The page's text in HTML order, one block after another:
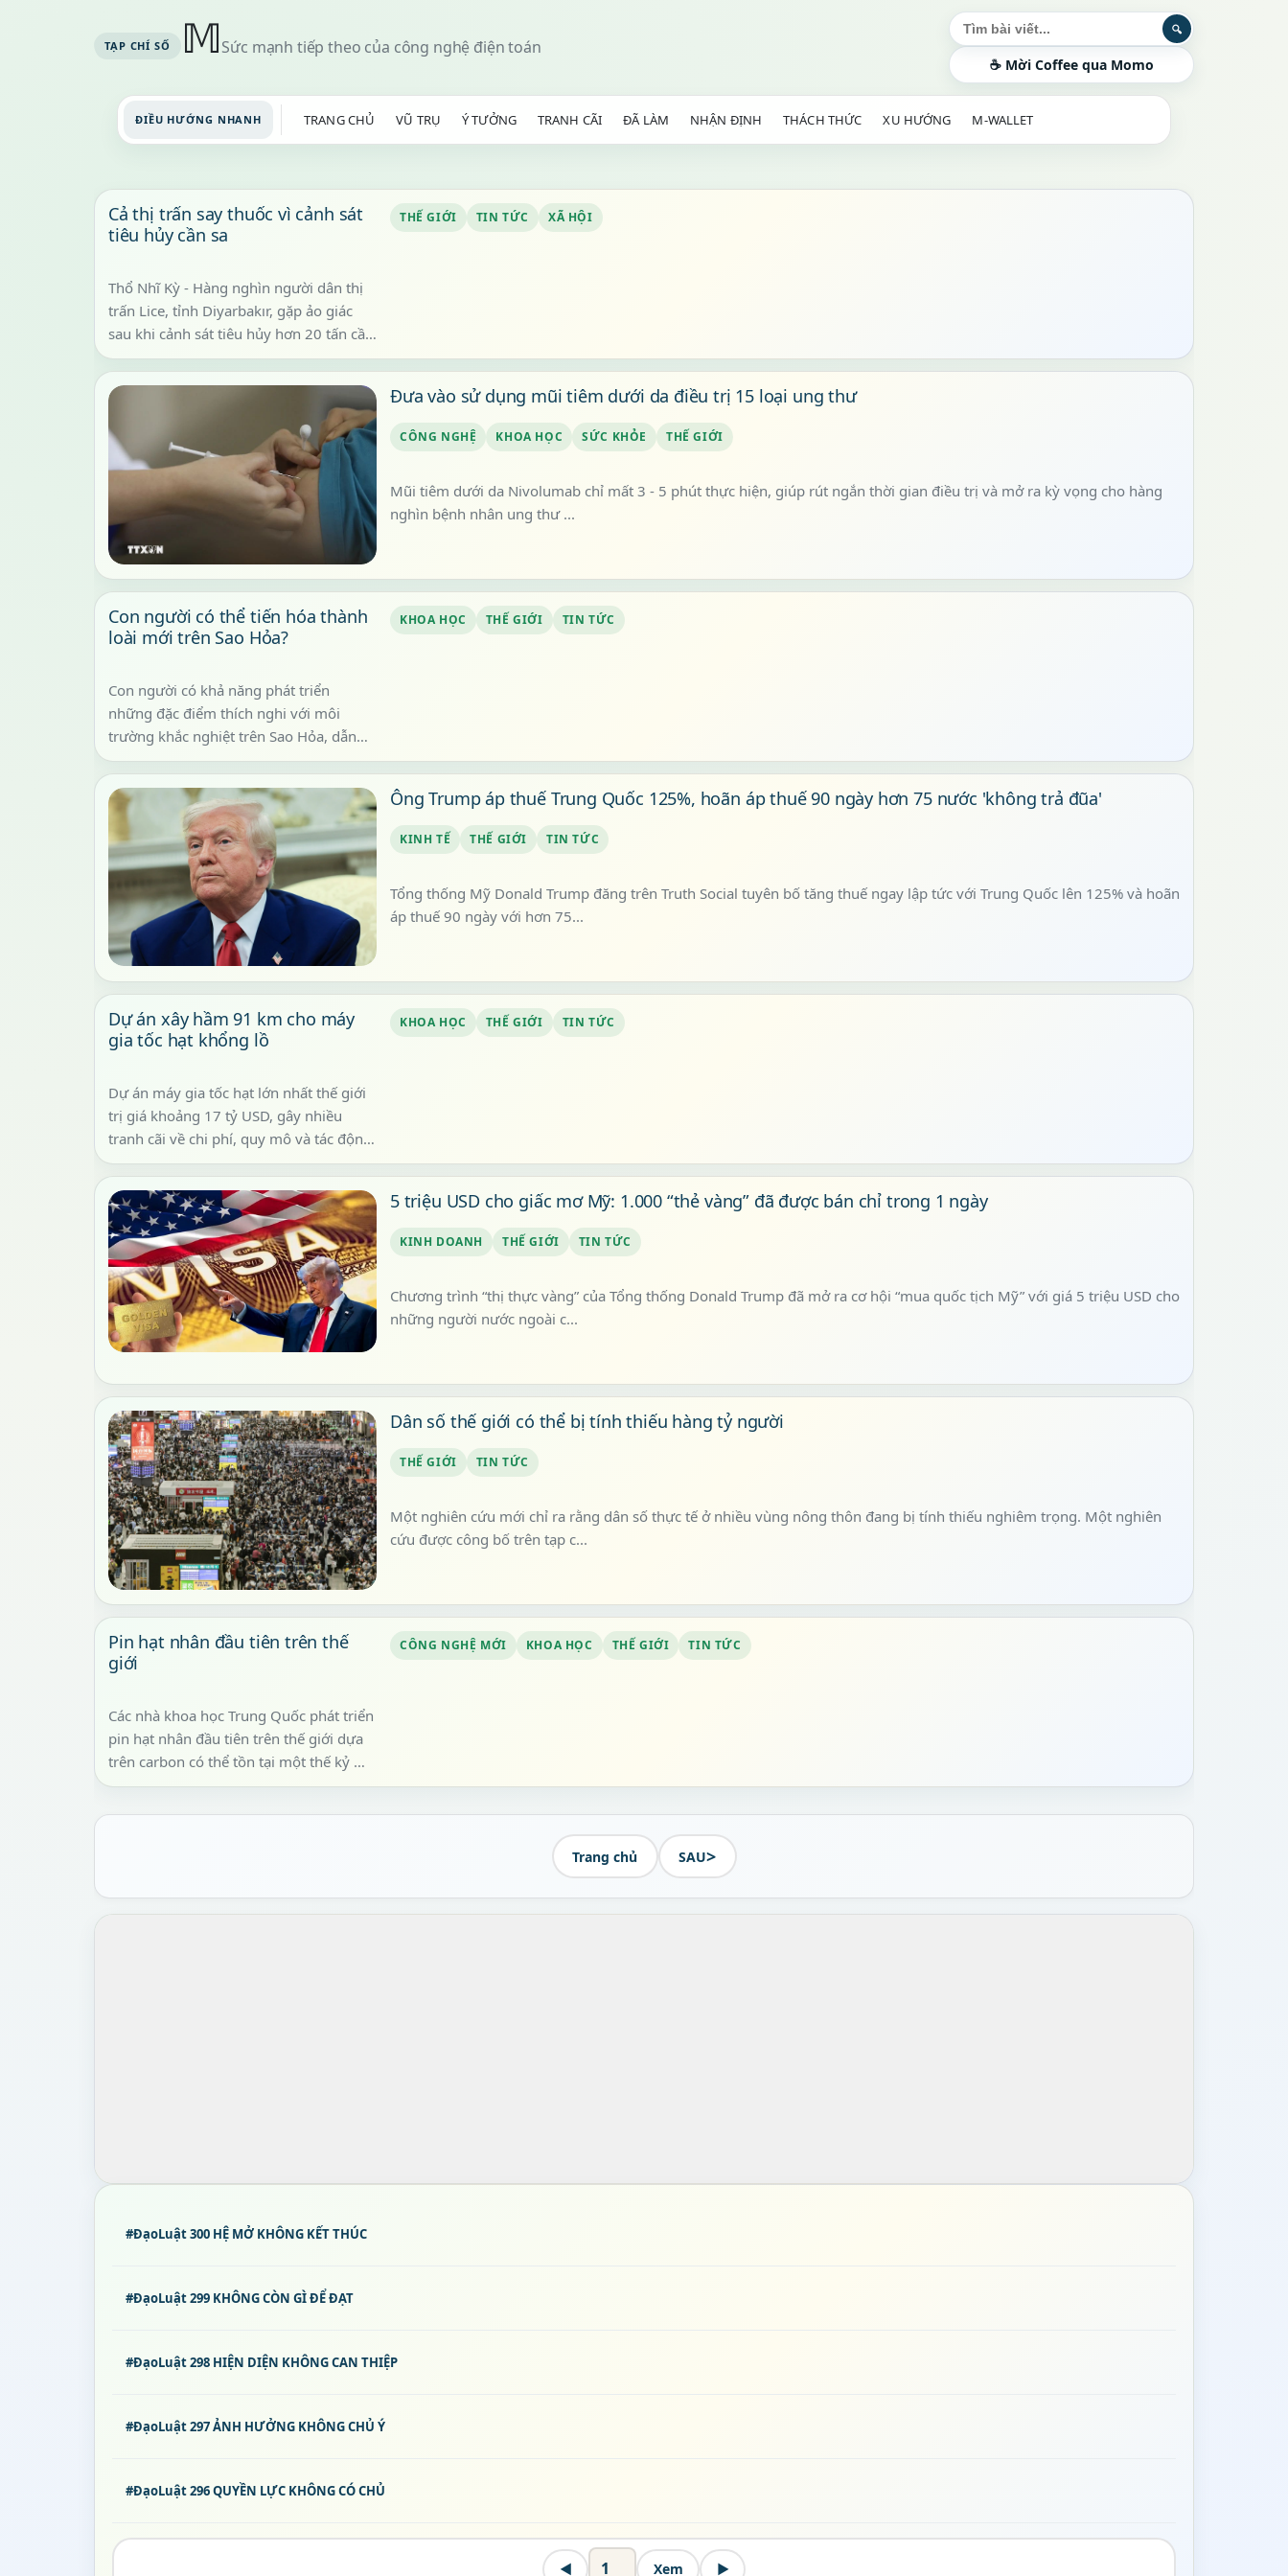
𝕄Sức mạnh tiếp theo của công nghệ điện toán
Tìm kiếm bài viết 🔍
☕ Mời Coffee qua Momo
ĐIỀU HƯỚNG NHANH TRANG CHỦ VŨ TRỤ Ý TƯỞNG TRANH CÃI ĐÃ LÀM NHẬN ĐỊNH THÁCH THỨC XU HƯỚNG M-WALLET
Cả thị trấn say thuốc vì cảnh sát
tiêu hủy cần sa
THẾ GIỚI TIN TỨC XÃ HỘI
Thổ Nhĩ Kỳ - Hàng nghìn người dân thị
trấn Lice, tỉnh Diyarbakır, gặp ảo giác
sau khi cảnh sát tiêu hủy hơn 20 tấn cần
sa tại khu vực công c...
Đưa vào sử dụng mũi tiêm dưới da điều trị 15 loại ung thư
CÔNG NGHỆ KHOA HỌC SỨC KHỎE THẾ GIỚI
Mũi tiêm dưới da Nivolumab chỉ mất 3 - 5 phút thực hiện, giúp rút ngắn thời gian điều trị và mở ra kỳ vọng cho hàng
nghìn bệnh nhân ung thư ...
Con người có thể tiến hóa thành
loài mới trên Sao Hỏa?
KHOA HỌC THẾ GIỚI TIN TỨC
Con người có khả năng phát triển
những đặc điểm thích nghi với môi
trường khắc nghiệt trên Sao Hỏa, dẫn
tới hình thành phân loài hoặc thậm c...
Ông Trump áp thuế Trung Quốc 125%, hoãn áp thuế 90 ngày hơn 75 nước 'không trả đũa'
KINH TẾ THẾ GIỚI TIN TỨC
Tổng thống Mỹ Donald Trump đăng trên Truth Social tuyên bố tăng thuế ngay lập tức với Trung Quốc lên 125% và hoãn
áp thuế 90 ngày với hơn 75...
Dự án xây hầm 91 km cho máy
gia tốc hạt khổng lồ
KHOA HỌC THẾ GIỚI TIN TỨC
Dự án máy gia tốc hạt lớn nhất thế giới
trị giá khoảng 17 tỷ USD, gây nhiều
tranh cãi về chi phí, quy mô và tác động
môi trường. Đường hầm c...
5 triệu USD cho giấc mơ Mỹ: 1.000 “thẻ vàng” đã được bán chỉ trong 1 ngày
KINH DOANH THẾ GIỚI TIN TỨC
Chương trình “thị thực vàng” của Tổng thống Donald Trump đã mở ra cơ hội “mua quốc tịch Mỹ” với giá 5 triệu USD cho
những người nước ngoài c...
Dân số thế giới có thể bị tính thiếu hàng tỷ người
THẾ GIỚI TIN TỨC
Một nghiên cứu mới chỉ ra rằng dân số thực tế ở nhiều vùng nông thôn đang bị tính thiếu nghiêm trọng. Một nghiên
cứu được công bố trên tạp c...
Pin hạt nhân đầu tiên trên thế
giới
CÔNG NGHỆ MỚI KHOA HỌC THẾ GIỚI TIN TỨC
Các nhà khoa học Trung Quốc phát triển
pin hạt nhân đầu tiên trên thế giới dựa
trên carbon có thể tồn tại một thế kỷ mà
không cần sạc. Pin h...
Trang chủ SAU>
#ĐạoLuật 300 HỆ MỞ KHÔNG KẾT THÚC
#ĐạoLuật 299 KHÔNG CÒN GÌ ĐỂ ĐẠT
#ĐạoLuật 298 HIỆN DIỆN KHÔNG CAN THIỆP
#ĐạoLuật 297 ẢNH HƯỞNG KHÔNG CHỦ Ý
#ĐạoLuật 296 QUYỀN LỰC KHÔNG CÓ CHỦ
◀ Xem ▶